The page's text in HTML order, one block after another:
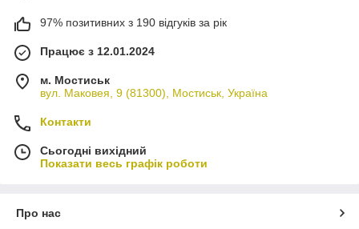
97% позитивних з 190 відгуків за рік
Працює з 12.01.2024
м. Мостиськ
вул. Маковея, 9 (81300), Мостиськ, Україна
Контакти
Сьогодні вихідний
Показати весь графік роботи
Про нас